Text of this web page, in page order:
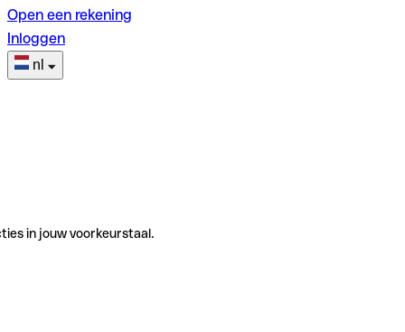
Open een rekening
Inloggen
nl
in jouw voorkeurstaal.